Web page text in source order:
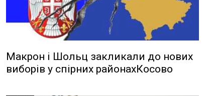
Макрон і Шольц закликали до нових
виборів у спірних районахКосово